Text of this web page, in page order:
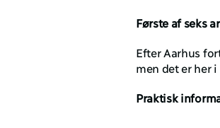
Første af seks
Efter Aarhus
men det er her
Praktisk